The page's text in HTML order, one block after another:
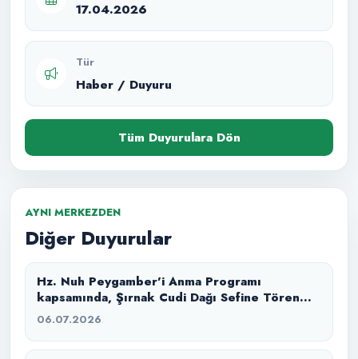
17.04.2026
Tür
Haber / Duyuru
Tüm Duyurulara Dön
AYNI MERKEZDEN
Diğer Duyurular
Hz. Nuh Peygamber’i Anma Programı
kapsamında, Şırnak Cudi Dağı Sefine Tören
Alanı’nda “Büyük Tufan” masal anlatımı ile
06.07.2026